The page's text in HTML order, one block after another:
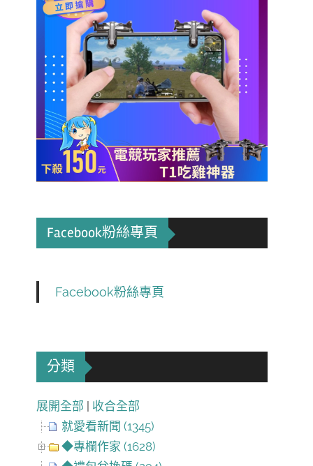
Facebook粉絲專頁
Facebook粉絲專頁
分類
展開全部 | 收合全部
就愛看新聞 (1345)
◆專欄作家 (1628)